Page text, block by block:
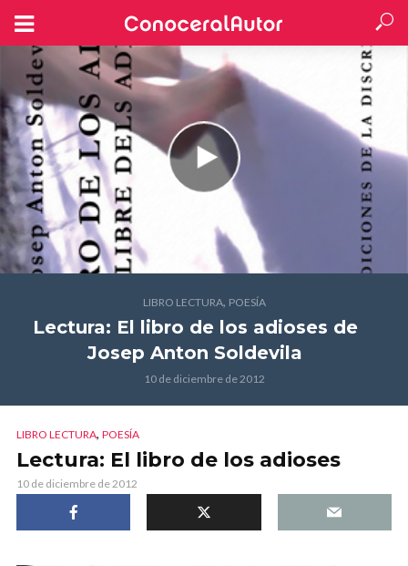
LIBRO LECTURA, POESÍA
Lectura: El libro de los adioses de
Josep Anton Soldevila
10 de diciembre de 2012
LIBRO LECTURA, POESÍA
Lectura: El libro de los adioses
10 de diciembre de 2012